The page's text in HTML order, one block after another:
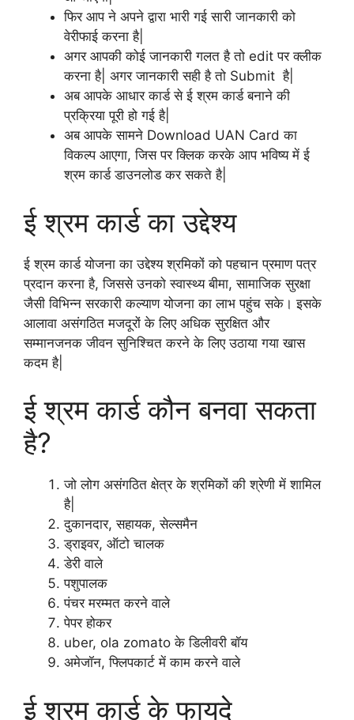
फिर आप ने अपने द्वारा भारी गई सारी जानकारी को
वेरीफाई करना है|
अगर आपकी कोई जानकारी गलत है तो edit पर क्लीक
करना है| अगर जानकारी सही है तो Submit है|
अब आपके आधार कार्ड से ई श्रम कार्ड बनाने की
प्रक्रिया पूरी हो गई है|
अब आपके सामने Download UAN Card का
विकल्प आएगा, जिस पर क्लिक करके आप भविष्य में ई
श्रम कार्ड डाउनलोड कर सकते है|
ई श्रम कार्ड का उद्देश्य
ई श्रम कार्ड योजना का उद्देश्य श्रमिकों को पहचान प्रमाण पत्र
प्रदान करना है, जिससे उनको स्वास्थ्य बीमा, सामाजिक सुरक्षा
जैसी विभिन्न सरकारी कल्याण योजना का लाभ पहुंच सके। इसके
आलावा असंगठित मजदूरों के लिए अधिक सुरक्षित और
सम्मानजनक जीवन सुनिश्चित करने के लिए उठाया गया खास
कदम है|
ई श्रम कार्ड कौन बनवा सकता
है?
जो लोग असंगठित क्षेत्र के श्रमिकों की श्रेणी में शामिल
है|
दुकानदार, सहायक, सेल्समैन
ड्राइवर, ऑटो चालक
डेरी वाले
पशुपालक
पंचर मरम्मत करने वाले
पेपर होकर
uber, ola zomato के डिलीवरी बॉय
अमेजॉन, फ्लिपकार्ट में काम करने वाले
ई श्रम कार्ड के फायदे